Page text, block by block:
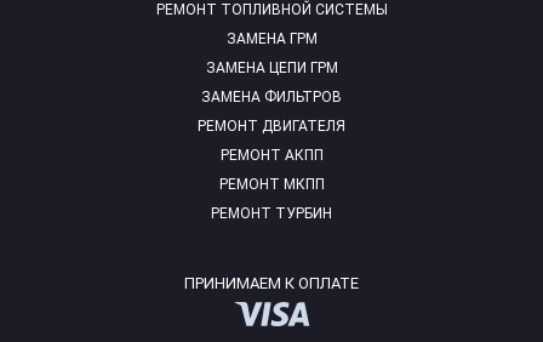
РЕМОНТ ТОПЛИВНОЙ СИСТЕМЫ
ЗАМЕНА ГРМ
ЗАМЕНА ЦЕПИ ГРМ
ЗАМЕНА ФИЛЬТРОВ
РЕМОНТ ДВИГАТЕЛЯ
РЕМОНТ АКПП
РЕМОНТ МКПП
РЕМОНТ ТУРБИН
ПРИНИМАЕМ К ОПЛАТЕ